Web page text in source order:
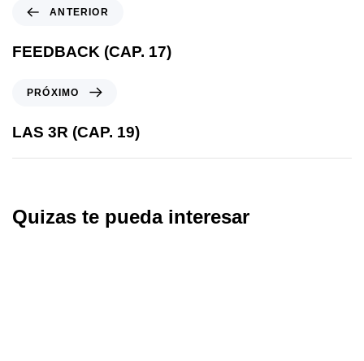
ANTERIOR
FEEDBACK (CAP. 17)
PRÓXIMO
LAS 3R (CAP. 19)
Quizas te pueda interesar